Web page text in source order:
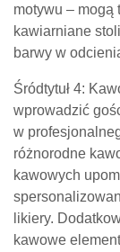
motywu – mogą
kawiarniane
barwy w
Śródtytuł 4:
wprowadzić
w
różnorodne
kawowych
likiery.
kawowe